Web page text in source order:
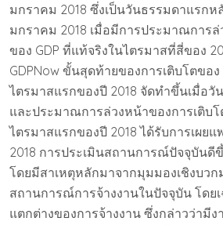
มกราคม 2018 ซึ่งเป็นวันธรรมดาแรกห
มกราคม 2018 เมื่อมีการประมาณการ
ของ GDP ที่แท้จริงในไตรมาสที่สี่ของ
GDPNow ขั้นสุดท้ายของการเติบโตของ
ไตรมาสแรกของปี 2018 จัดทำขึ้นเมื่อวั
และประมาณการล่วงหน้าของการเติบโ
ไตรมาสแรกของปี 2018 ได้รับการเผย
2018 การประเมินสถานการณ์ปัจจุบันดี
โดยมีสาเหตุหลักมาจากมุมมองเชิงบวก
สถานการณ์การจ้างงานในปัจจุบัน โดย
แตกต่างของการจ้างงาน ซึ่งกล่าวว่ามี